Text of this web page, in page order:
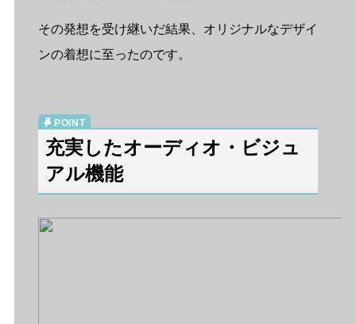
その発想を受け継いだ結果、オリジナルなデザイ
ンの着想に至ったのです。
充実したオーディオ・ビジュ
アル機能